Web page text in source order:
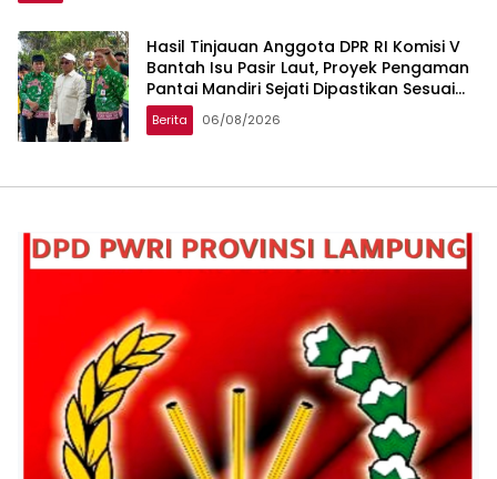
Hasil Tinjauan Anggota DPR RI Komisi V
Bantah Isu Pasir Laut, Proyek Pengaman
Pantai Mandiri Sejati Dipastikan Sesuai
Spesifikasi
Berita 06/08/2026